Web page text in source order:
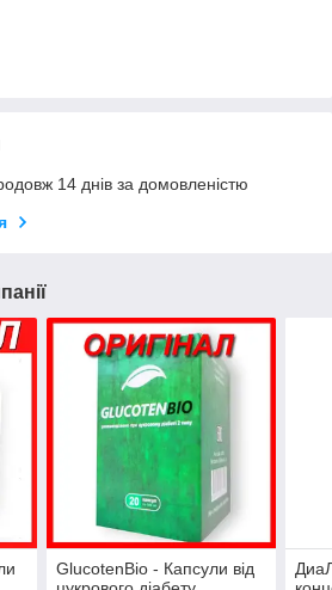
14 днів за домовленістю
GlucotenBio - Капсули від